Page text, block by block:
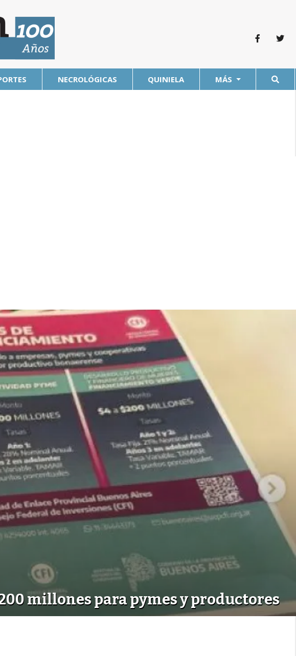
NECROLÓGICAS QUINIELA MÁS
millones para pymes y productores